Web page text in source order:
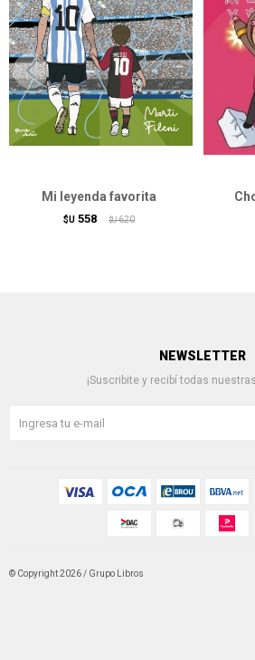
Mi leyenda favorita
$U 558 $U 620
NEWSLETTER
¡Suscribite y recibí todas
© Copyright 2026 / Grupo Libros